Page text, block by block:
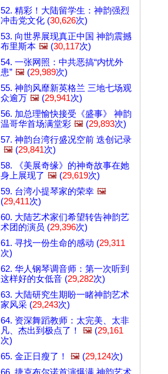
52. 精彩！大陆留学生：神韵强烈
冲击党文化 (30,626次)
53. 向世界展现真正中国 神韵震撼
布里斯本 🖼️ (30,117次)
54. 一张网照：中共恶搞“内忧外
患” 🖼️ (29,989次)
55. 神韵风靡新英格兰 三地七场观
众逾万 🖼️ (29,941次)
56. 加总理愉快接受《盛事》 神韵
温哥华首场满堂彩 🖼️ (29,893次)
57. 神韵台湾行盛况空前 迭创记录
🖼️ (29,841次)
58. 《美展奇缘》的神奇故事在她
身上展现了 🖼️ (29,619次)
59. 台湾小提琴家的荣幸 🖼️
(29,411次)
60. 大陆艺术家们希望转告神韵艺
术团的演员 (29,396次)
61. 寻找一份生命的感动 (29,311
次)
62. 华人钢琴调音师：第一次听到
这样好的女低音 (29,282次)
63. 大陆研究生期盼一睹神韵艺术
家风采 (29,243次)
64. 资深舞蹈教师：太完美、太非
凡、杰出到极点了！
🖼️ (29,161
次)
65. 金正日瘦了！
🖼️ (29,124次)
66. 捷克布尔诺首演爆满 神韵艺术